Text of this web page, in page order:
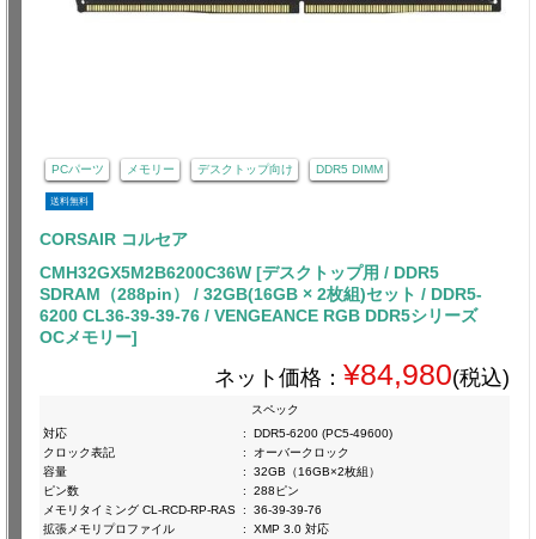
PCパーツ メモリー デスクトップ向け DDR5 DIMM
送料無料
CORSAIR コルセア
CMH32GX5M2B6200C36W [デスクトップ用 / DDR5
SDRAM（288pin） / 32GB(16GB × 2枚組)セット / DDR5-
6200 CL36-39-39-76 / VENGEANCE RGB DDR5シリーズ
OCメモリー]
ネット価格： ¥84,980(税込)
スペック
対応
:
DDR5-6200 (PC5-49600)
クロック表記
:
オーバークロック
容量
:
32GB（16GB×2枚組）
ピン数
:
288ピン
メモリタイミング CL-RCD-RP-RAS :
36-39-39-76
拡張メモリプロファイル
:
XMP 3.0 対応